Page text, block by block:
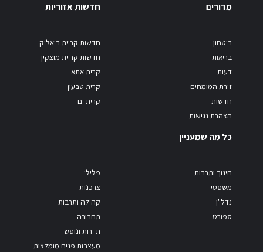
מדורים
ביטחון
בריאות
דעות
זירת המומחים
חדשות
הצהרת נגישות
חדשות אזוריות
חדשות קריית ביאליק
חדשות קריית מוצקין
קרית אתא
קרית טבעון
קרית ים
כל מה שמעניין
חינוך ותרבות
משפטי
נדל"ן
ספורט
פלילי
צרכנות
קהילה ותרבות
תחבורה
תיירות ונופש
מעצבות פנים מומלצות